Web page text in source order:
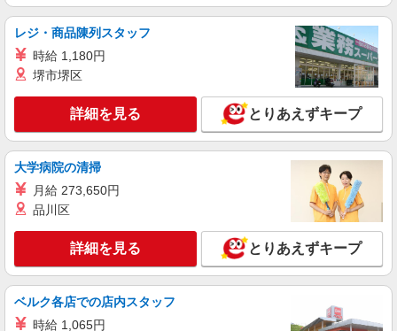
レジ・商品陳列スタッフ
時給 1,180円
堺市堺区
詳細を見る とりあえずキープ
大学病院の清掃
月給 273,650円
品川区
詳細を見る とりあえずキープ
ベルク各店での店内スタッフ
時給 1,065円